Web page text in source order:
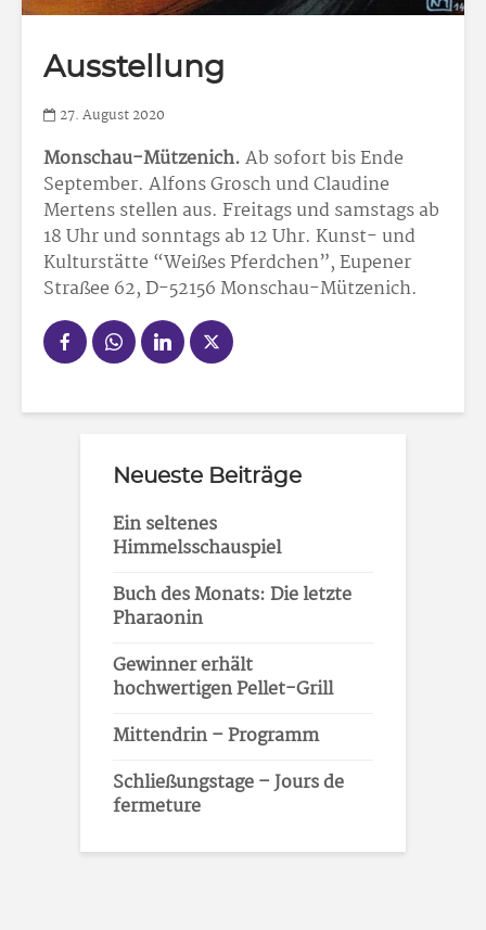
Ausstellung
27. August 2020
Monschau-Mützenich.Ab sofort bis Ende
September. Alfons Grosch und Claudine
Mertens stellen aus. Freitags und samstags ab
18 Uhr und sonntags ab 12 Uhr. Kunst- und
Kulturstätte “Weißes Pferdchen”, Eupener
Straßee 62, D-52156 Monschau-Mützenich.
Neueste Beiträge
Ein seltenes
Himmelsschauspiel
Buch des Monats: Die letzte
Pharaonin
Gewinner erhält
hochwertigen Pellet-Grill
Mittendrin – Programm
Schließungstage – Jours de
fermeture